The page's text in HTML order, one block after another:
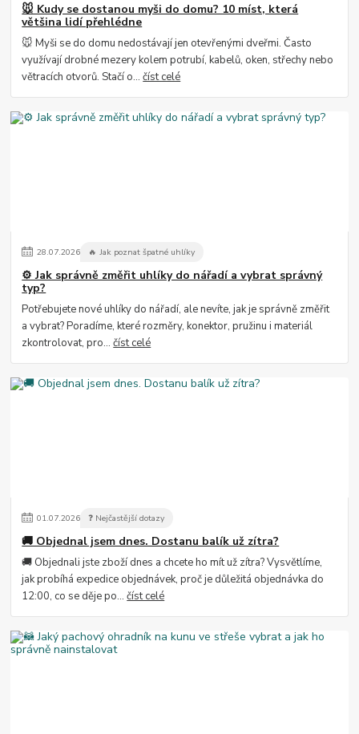
🐭 Kudy se dostanou myši do domu? 10 míst, která
většina lidí přehlédne
🐭 Myši se do domu nedostávají jen otevřenými dveřmi. Často
využívají drobné mezery kolem potrubí, kabelů, oken, střechy nebo
větracích otvorů. Stačí o...číst celé
28.07.2026 🔥 Jak poznat špatné uhlíky
⚙️ Jak správně změřit uhlíky do nářadí a vybrat správný
typ?
Potřebujete nové uhlíky do nářadí, ale nevíte, jak je správně změřit
a vybrat? Poradíme, které rozměry, konektor, pružinu i materiál
zkontrolovat, pro...číst celé
01.07.2026 ❓ Nejčastější dotazy
🚚 Objednal jsem dnes. Dostanu balík už zítra?
🚚 Objednali jste zboží dnes a chcete ho mít už zítra? Vysvětlíme,
jak probíhá expedice objednávek, proč je důležitá objednávka do
12:00, co se děje po...číst celé